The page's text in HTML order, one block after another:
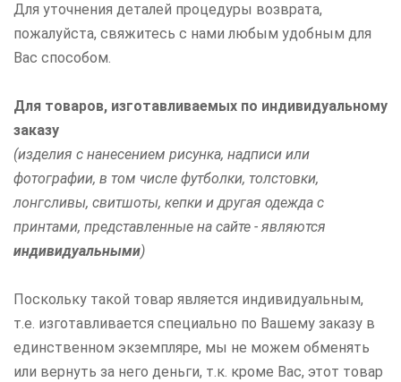
Для уточнения деталей процедуры возврата,
пожалуйста, свяжитесь с нами любым удобным для
Вас способом.
Для товаров, изготавливаемых по индивидуальному
заказу
(изделия с нанесением рисунка, надписи или
фотографии, в том числе футболки, толстовки,
лонгсливы, свитшоты, кепки и другая одежда с
принтами, представленные на сайте - являются
индивидуальными)
Поскольку такой товар является индивидуальным,
т.е. изготавливается специально по Вашему заказу в
единственном экземпляре, мы не можем обменять
или вернуть за него деньги, т.к. кроме Вас, этот товар